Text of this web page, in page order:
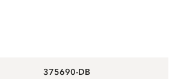
375690-DB